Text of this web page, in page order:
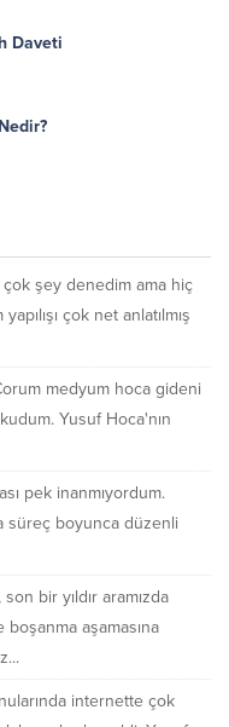
Daveti
şey denedim ama hiç
çok net anlatılmış
medyum hoca gideni
Yusuf Hoca'nın
pek inanmıyordum.
süreç boyunca düzenli
bir yıldır aramızda
aşamasına
internette çok